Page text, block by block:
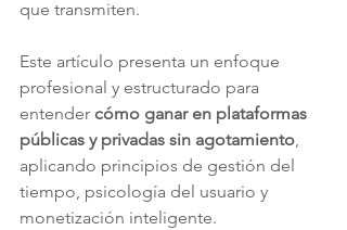
que transmiten.
Este artículo presenta un enfoque
profesional y estructurado para
entender cómo ganar en plataformas
públicas y privadas sin agotamiento,
aplicando principios de gestión del
tiempo, psicología del usuario y
monetización inteligente.